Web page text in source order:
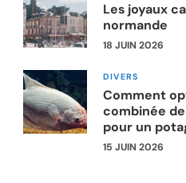
Les joyaux
normande
18 JUIN 2026
DIVERS
Comment
combinée
pour un
15 JUIN 2026